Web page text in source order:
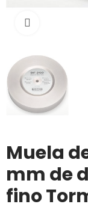
Muela
mm de
fino